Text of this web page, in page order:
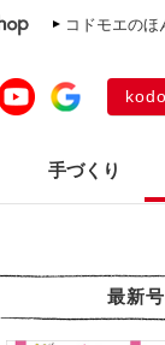
コドモエのほ
手づくり
最新